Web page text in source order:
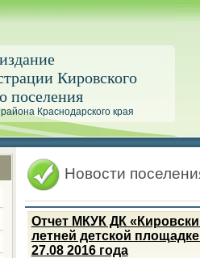
Кировского
поселения
Краснодарского края
Новости
Отчет МКУК ДК
летней детской
27.08 2016 года